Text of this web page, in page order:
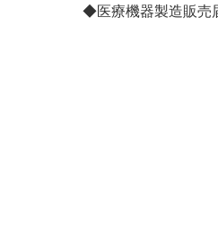
◆医療機器製造販売